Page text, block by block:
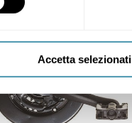
Accetta selezionati